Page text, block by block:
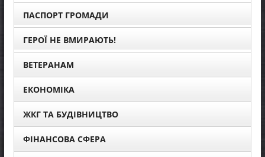
ПАСПОРТ ГРОМАДИ
ГЕРОЇ НЕ ВМИРАЮТЬ!
ВЕТЕРАНАМ
ЕКОНОМІКА
ЖКГ ТА БУДІВНИЦТВО
ФІНАНСОВА СФЕРА